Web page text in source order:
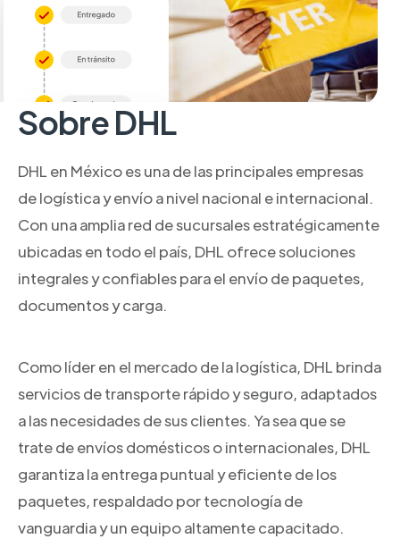
Sobre DHL
DHL en México es una de las principales empresas
de logística y envío a nivel nacional e internacional.
Con una amplia red de sucursales estratégicamente
ubicadas en todo el país, DHL ofrece soluciones
integrales y confiables para el envío de paquetes,
documentos y carga.
Como líder en el mercado de la logística, DHL brinda
servicios de transporte rápido y seguro, adaptados
a las necesidades de sus clientes. Ya sea que se
trate de envíos domésticos o internacionales, DHL
garantiza la entrega puntual y eficiente de los
paquetes, respaldado por tecnología de
vanguardia y un equipo altamente capacitado.